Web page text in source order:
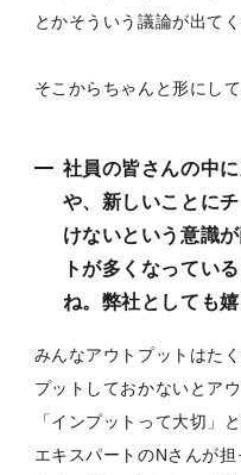
とかそういう議論が出て
そこからちゃんと形にし
社員の皆さんの中
や、新しいことに
けないという意識
トが多くなってい
ね。弊社としても
みんなアウトプットはた
プットしておかないとア
「インプットって大切」
エキスパートのNさんが